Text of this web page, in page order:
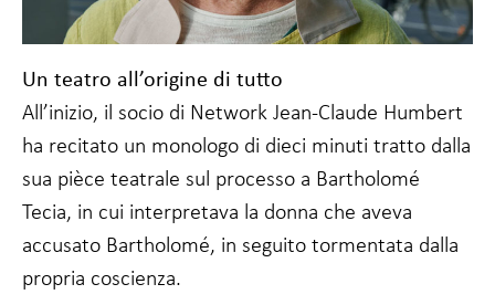
Un teatro all’origine di tutto
All’inizio, il socio di Network Jean-Claude Humbert
ha recitato un monologo di dieci minuti tratto dalla
sua pièce teatrale sul processo a Bartholomé
Tecia, in cui interpretava la donna che aveva
accusato Bartholomé, in seguito tormentata dalla
propria coscienza.